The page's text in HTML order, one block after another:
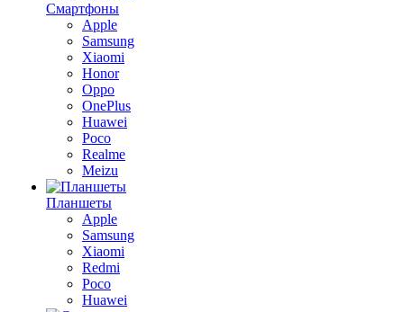
Смартфоны
Apple
Samsung
Xiaomi
Honor
Oppo
OnePlus
Huawei
Poco
Realme
Meizu
Планшеты
Apple
Samsung
Xiaomi
Redmi
Poco
Huawei